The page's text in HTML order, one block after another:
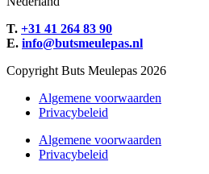
T. +31 41 264 83 90
E. info@butsmeulepas.nl
Copyright Buts Meulepas 2026
Algemene voorwaarden
Privacybeleid
Algemene voorwaarden
Privacybeleid